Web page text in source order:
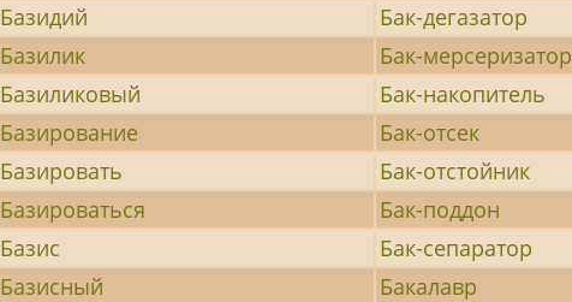
Базидий
Бак-дегазатор
Базилик
Бак-мерсеризатор
Базиликовый
Бак-накопитель
Базирование
Бак-отсек
Базировать
Бак-отстойник
Базироваться
Бак-поддон
Базис
Бак-сепаратор
Базисный
Бакалавр